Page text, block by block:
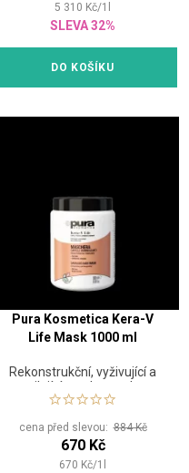
5 310 Kč/1
SLEVA 32%
DO KOŠÍKU
Pura Kosmetica Kera-V
Life Mask 1000 ml
Rekonstrukční, vyživující a
posilující maska na vlasy
cena před slevou:884 Kč
670 Kč
670 Kč/1